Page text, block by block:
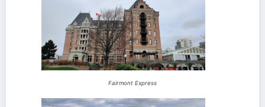
Fairmont Express